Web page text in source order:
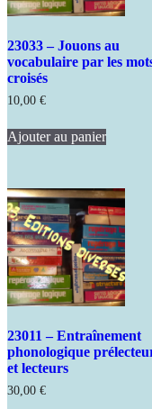
23033 – Jouons au
vocabulaire par les
croisés
10,00 €
Ajouter au panier
23011 – Entraînement
phonologique
et lecteurs
30,00 €